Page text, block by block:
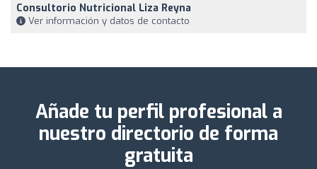
Consultorio Nutricional Liza Reyna
Ver información y datos de contacto
Añade tu perfil profesional a
nuestro directorio de forma
gratuita